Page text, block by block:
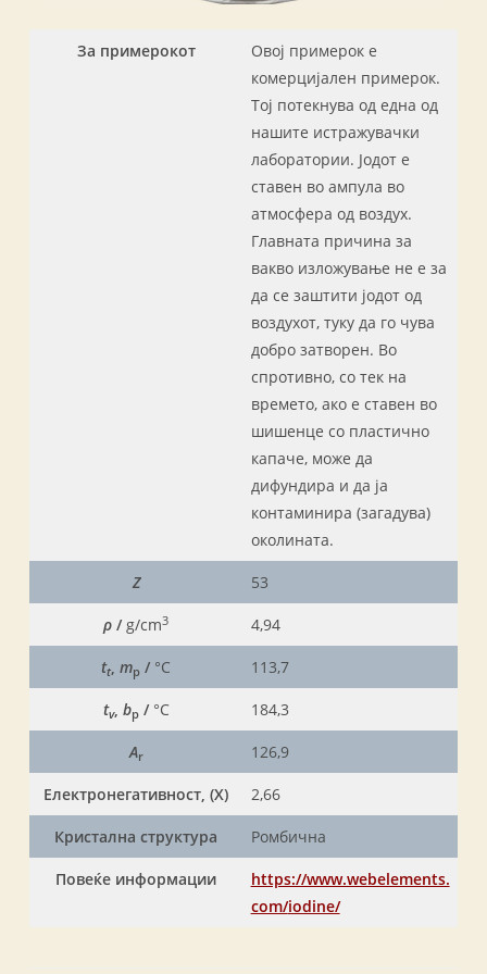
За примерокот
Овој примерок е
комерцијален примерок.
Тој потекнува од една од
нашите истражувачки
лаборатории. Јодот е
ставен во ампула во
атмосфера од воздух.
Главната причина за
вакво изложување не е за
да се заштити јодот од
воздухот, туку да го чува
добро затворен. Во
спротивно, со тек на
времето, ако е ставен во
шишенце со пластично
капаче, може да
дифундира и да ја
контаминира (загадува)
околината.
Z 53
ρ /g/cm3 4,94
tt,mp / °C 113,7
tv, bp/ °C 184,3
Ar 126,9
Електронегативност, (X) 2,66
Кристална структура Ромбична
Повеќе информации
https://www.webelements.
com/iodine/